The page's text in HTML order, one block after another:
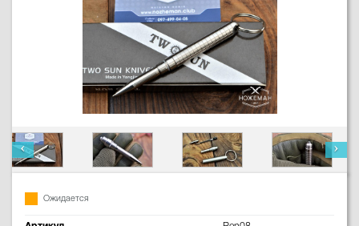
Ожидается